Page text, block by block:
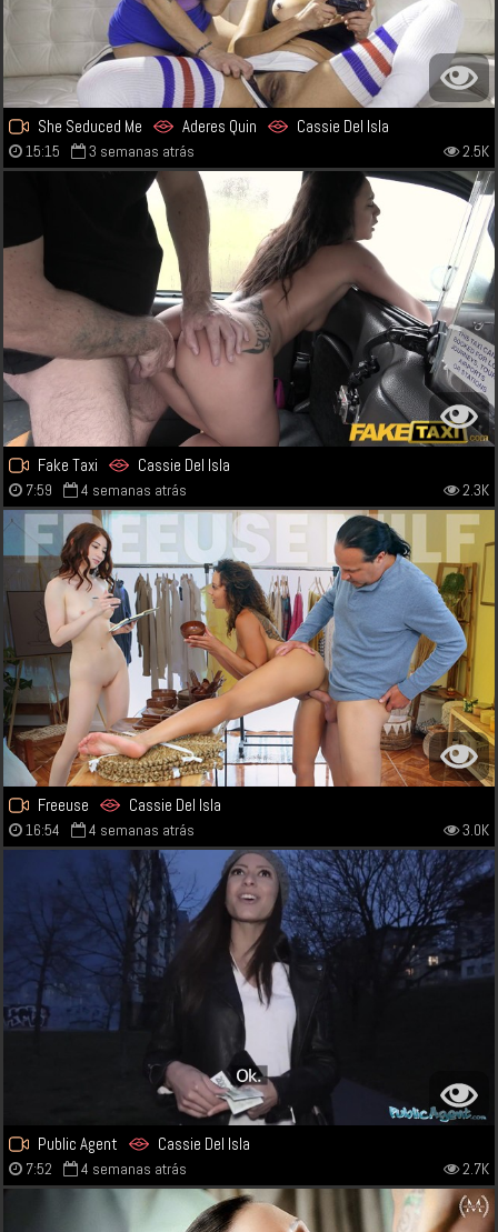
She Seduced Me Aderes Quin Cassie Del Isla
15:15 3 semanas atrás 2.5K
Fake Taxi Cassie Del Isla
7:59 4 semanas atrás 2.3K
Freeuse Cassie Del Isla
16:54 4 semanas atrás 3.0K
Public Agent Cassie Del Isla
7:52 4 semanas atrás 2.7K